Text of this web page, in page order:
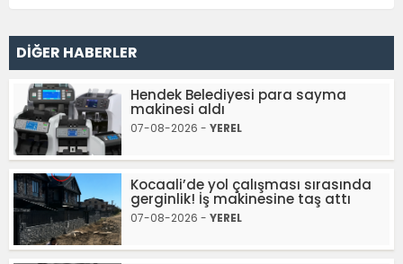
DİĞER HABERLER
Hendek Belediyesi para sayma
makinesi aldı
07-08-2026 - YEREL
Kocaali’de yol çalışması sırasında
gerginlik! İş makinesine taş attı
07-08-2026 - YEREL